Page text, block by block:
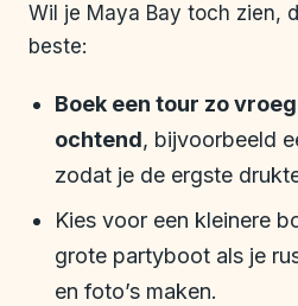
Wil je Maya Bay toch zien,
beste:
Boek een tour zo
ochtend, bijvoorbeeld
zodat je de ergste
Kies voor een kleinere
grote partyboot als je
en foto’s maken.